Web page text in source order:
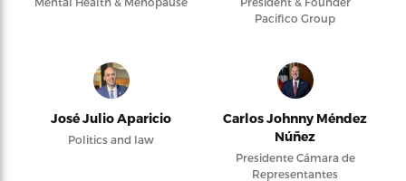
Pacifico Group
José Julio Aparicio
Politics and law
Carlos Johnny Méndez
Núñez
Presidente Cámara de
Representantes